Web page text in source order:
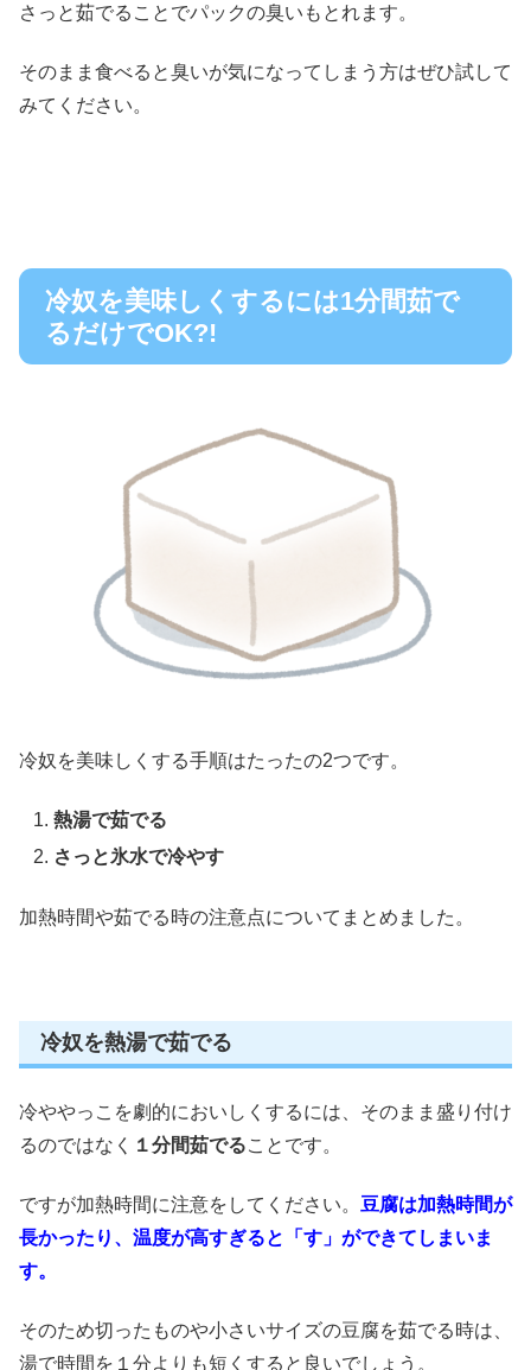
さっと茹でることでパックの臭いもとれます。
そのまま食べると臭いが気になってしまう方はぜひ試して
みてください。
冷奴を美味しくするには1分間茹で
るだけでOK?!
冷奴を美味しくする手順はたったの2つです。
熱湯で茹でる
さっと氷水で冷やす
加熱時間や茹でる時の注意点についてまとめました。
冷奴を熱湯で茹でる
冷ややっこを劇的においしくするには、そのまま盛り付け
るのではなく １分間茹でることです。
ですが加熱時間に注意をしてください。 豆腐は加熱時間が
長かったり、温度が高すぎると「す」ができてしまいま
す。
そのため切ったものや小さいサイズの豆腐を茹でる時は、
湯で時間を１分よりも短くすると良いでしょう。